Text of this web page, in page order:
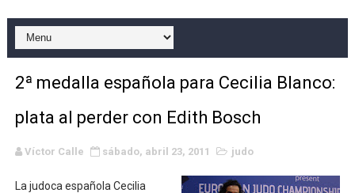
Mundial de esgrima 2026 (Hong Kong) - La delegación
Raquel Rodriguez es la nueva monarca
2ª medalla española para Cecilia Blanco:
plata al perder con Edith Bosch
Víctor Calle sábado, abril 23, 2011 judo
La judoca española Cecilia